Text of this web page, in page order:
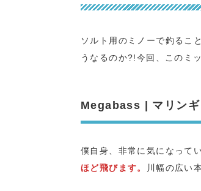
ソルト用のミノーで釣るこ
うなるのか?!今回、このミ
Megabass | マリン
僕自身、非常に気になって
ほど飛びます。
川幅の広い